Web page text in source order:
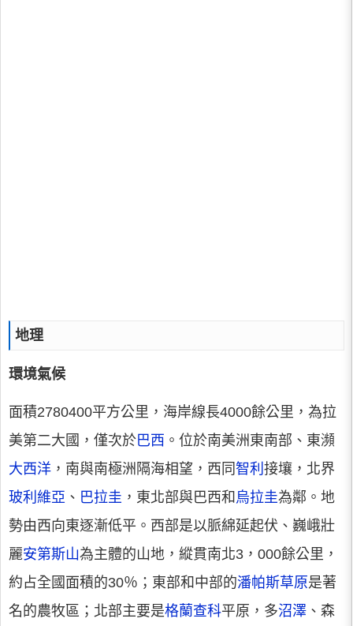
地理
環境氣候
面積2780400平方公里，海岸線長4000餘公里，為拉
美第二大國，僅次於巴西 。位於南美洲東南部、東瀕
大西洋 ，南與南極洲隔海相望，西同 智利 接壤，北界
玻利維亞 、 巴拉圭 ，東北部與巴西和 烏拉圭為鄰。地
勢由西向東逐漸低平。西部是以脈綿延起伏、巍峨壯
麗安第斯山為主體的山地，縱貫南北3，000餘公里，
約占全國面積的30％；東部和中部的潘帕斯草原是著
名的農牧區；北部主要是格蘭查科平原，多沼澤 、森